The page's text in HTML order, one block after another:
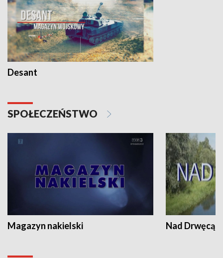
Desant
SPOŁECZEŃSTWO
Magazyn nakielski Nad Drwęcą